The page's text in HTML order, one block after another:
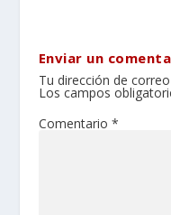
Enviar un
Tu dirección de
Los campos
Comentario *